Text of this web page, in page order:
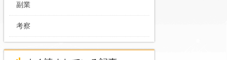
副業
考察